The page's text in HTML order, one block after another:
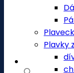
Plavky